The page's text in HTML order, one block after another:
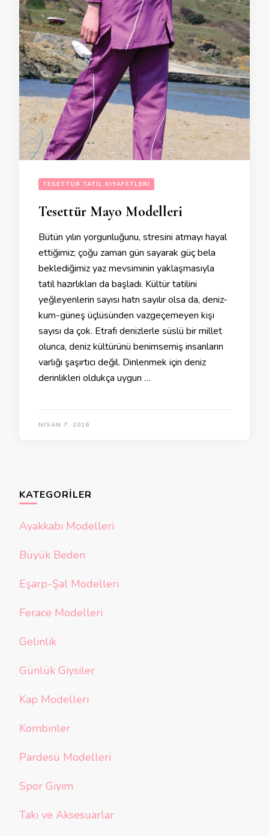
TESETTÜR TATIL KIYAFETLERI
Tesettür Mayo Modelleri
Bütün yılın yorgunluğunu, stresini atmayı hayal
ettiğimiz; çoğu zaman gün sayarak güç bela
beklediğimiz yaz mevsiminin yaklaşmasıyla
tatil hazırlıkları da başladı. Kültür tatilini
yeğleyenlerin sayısı hatrı sayılır olsa da, deniz-
kum-güneş üçlüsünden vazgeçemeyen kişi
sayısı da çok. Etrafı denizlerle süslü bir millet
olunca, deniz kültürünü benimsemiş insanların
varlığı şaşırtıcı değil. Dinlenmek için deniz
derinlikleri oldukça uygun …
NISAN 7, 2016
KATEGORILER
Ayakkabı Modelleri
Büyük Beden
Eşarp-Şal Modelleri
Ferace Modelleri
Gelinlik
Günlük Giysiler
Kap Modelleri
Kombinler
Pardesü Modelleri
Spor Giyim
Takı ve Aksesuarlar